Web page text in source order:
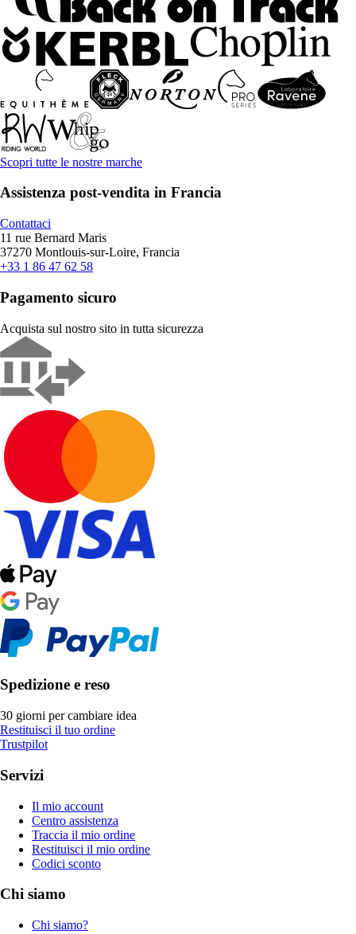
Scopri tutte le nostre marche
Assistenza post-vendita in Francia
Contattaci
11 rue Bernard Maris
37270 Montlouis-sur-Loire, Francia
+33 1 86 47 62 58
Pagamento sicuro
Acquista sul nostro sito in tutta sicurezza
Spedizione e reso
30 giorni per cambiare idea
Restituisci il tuo ordine
Trustpilot
Servizi
Il mio account
Centro assistenza
Traccia il mio ordine
Restituisci il mio ordine
Codici sconto
Chi siamo
Chi siamo?